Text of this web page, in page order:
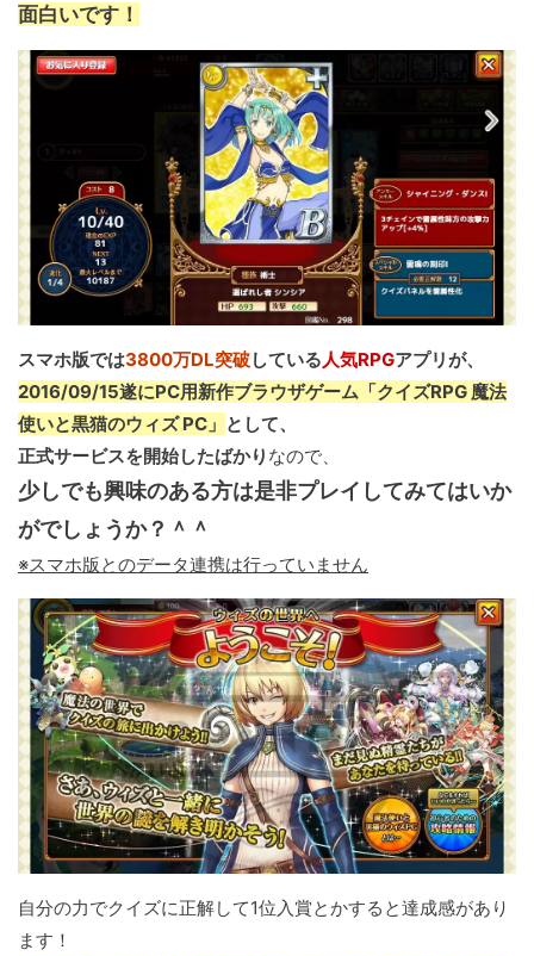
面白いです！
スマホ版では3800万DL突破している 人気RPGアプリが、
2016/09/15遂にPC用新作ブラウザゲーム「クイズRPG 魔法
使いと黒猫のウィズ PC」 として、
正式サービスを開始したばかり なので、
少しでも興味のある方は是非プレイしてみてはいか
がでしょうか？＾＾
※スマホ版とのデータ連携は行っていません
自分の力でクイズに正解して1位入賞とかすると達成感があり
ます！